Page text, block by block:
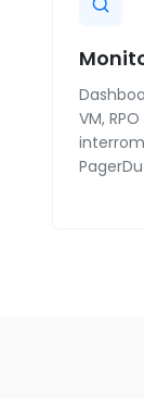
VM,